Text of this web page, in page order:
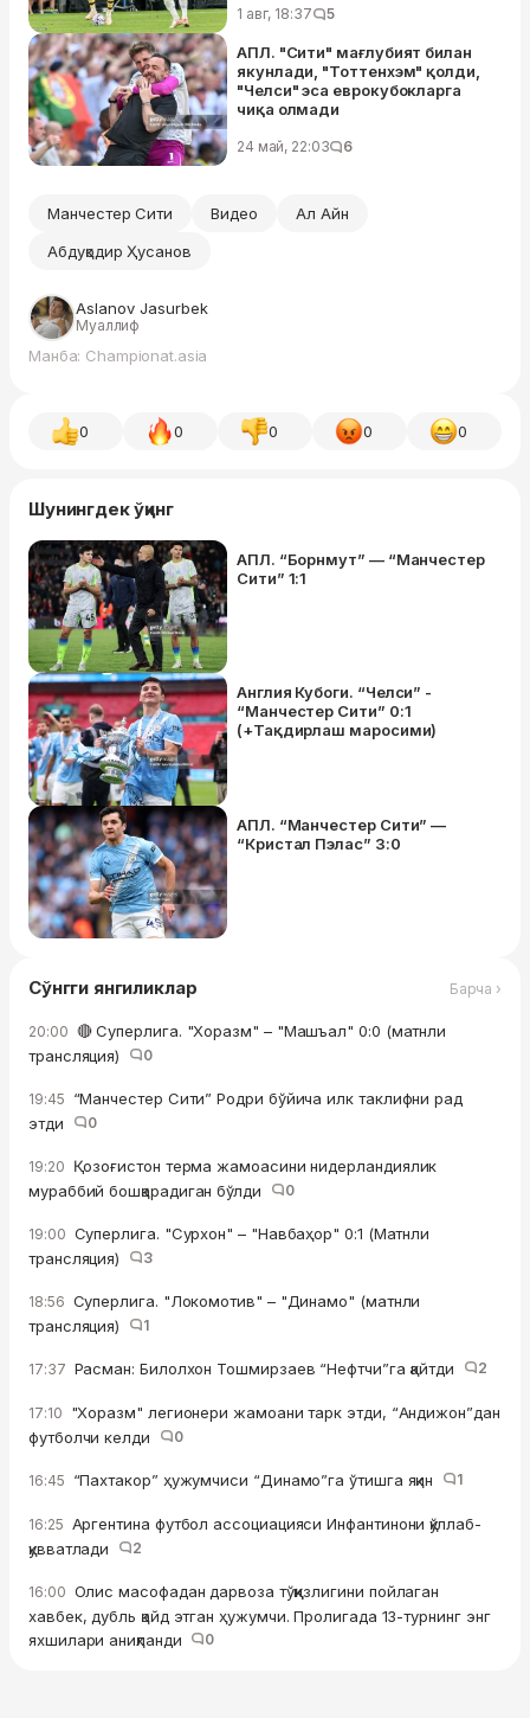
1 авг, 18:37 5
АПЛ. "Сити" мағлубият билан
якунлади, "Тоттенхэм" қолди,
"Челси" эса еврокубокларга
чиқа олмади
24 май, 22:03 6
Манчестер Сити Видео
Ал Айн
Абдуқодир Ҳусанов
Aslanov Jasurbek
Муаллиф
Манба: Championat.asia
0 0 0 0 0
Шунингдек ўқинг
АПЛ. “Борнмут” — “Манчестер
Сити” 1:1
Англия Кубоги. “Челси” -
“Манчестер Сити” 0:1
(+Тақдирлаш маросими)
АПЛ. “Манчестер Сити” —
“Кристал Пэлас” 3:0
Сўнгги янгиликлар Барча ›
20:00 🔴 Суперлига. "Хоразм" – "Машъал" 0:0 (матнли
трансляция)
0
19:45 “Манчестер Сити” Родри бўйича илк таклифни рад
этди
0
19:20 Қозоғистон терма жамоасини нидерландиялик
мураббий бошқарадиган бўлди
0
19:00 Суперлига. "Сурхон" – "Навбаҳор" 0:1 (Матнли
трансляция)
3
18:56 Суперлига. "Локомотив" – "Динамо" (матнли
трансляция)
1
17:37 Расман: Билолхон Тошмирзаев “Нефтчи”га қайтди 2
17:10 "Хоразм" легионери жамоани тарк этди, “Андижон”дан
футболчи келди
0
16:45 “Пахтакор” ҳужумчиси “Динамо”га ўтишга яқин 1
16:25 Аргентина футбол ассоциацияси Инфантинони қўллаб-
қувватлади
2
16:00 Олис масофадан дарвоза тўққизлигини пойлаган
хавбек, дубль қайд этган ҳужумчи. Пролигада 13-турнинг энг
яхшилари аниқланди
0